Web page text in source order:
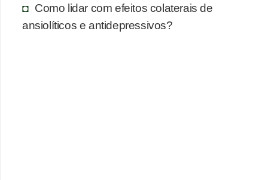
Como lidar com efeitos colaterais de
ansiolíticos e antidepressivos?